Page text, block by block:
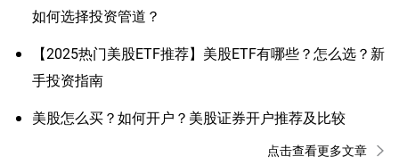
如何选择投资管道？
【2025热门美股ETF推荐】美股ETF有哪些？怎么选？新
手投资指南
美股怎么买？如何开户？美股证券开户推荐及比较
点击查看更多文章